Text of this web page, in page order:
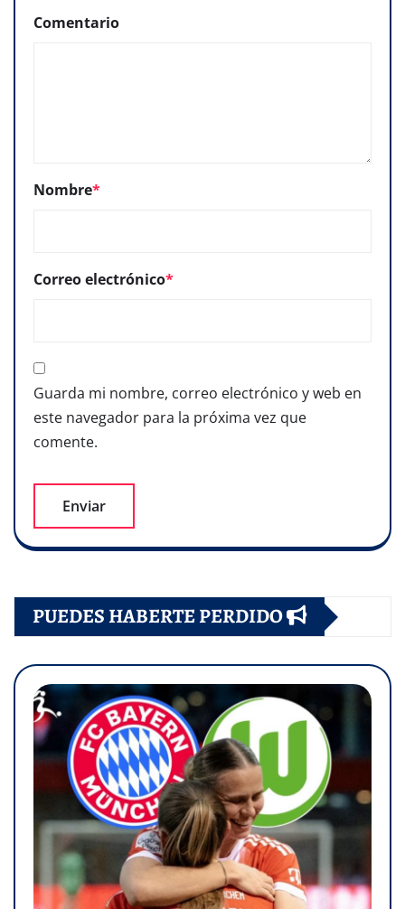
Comentario
Nombre*
Correo electrónico*
Guarda mi nombre, correo electrónico y web en
este navegador para la próxima vez que
comente.
PUEDES HABERTE PERDIDO